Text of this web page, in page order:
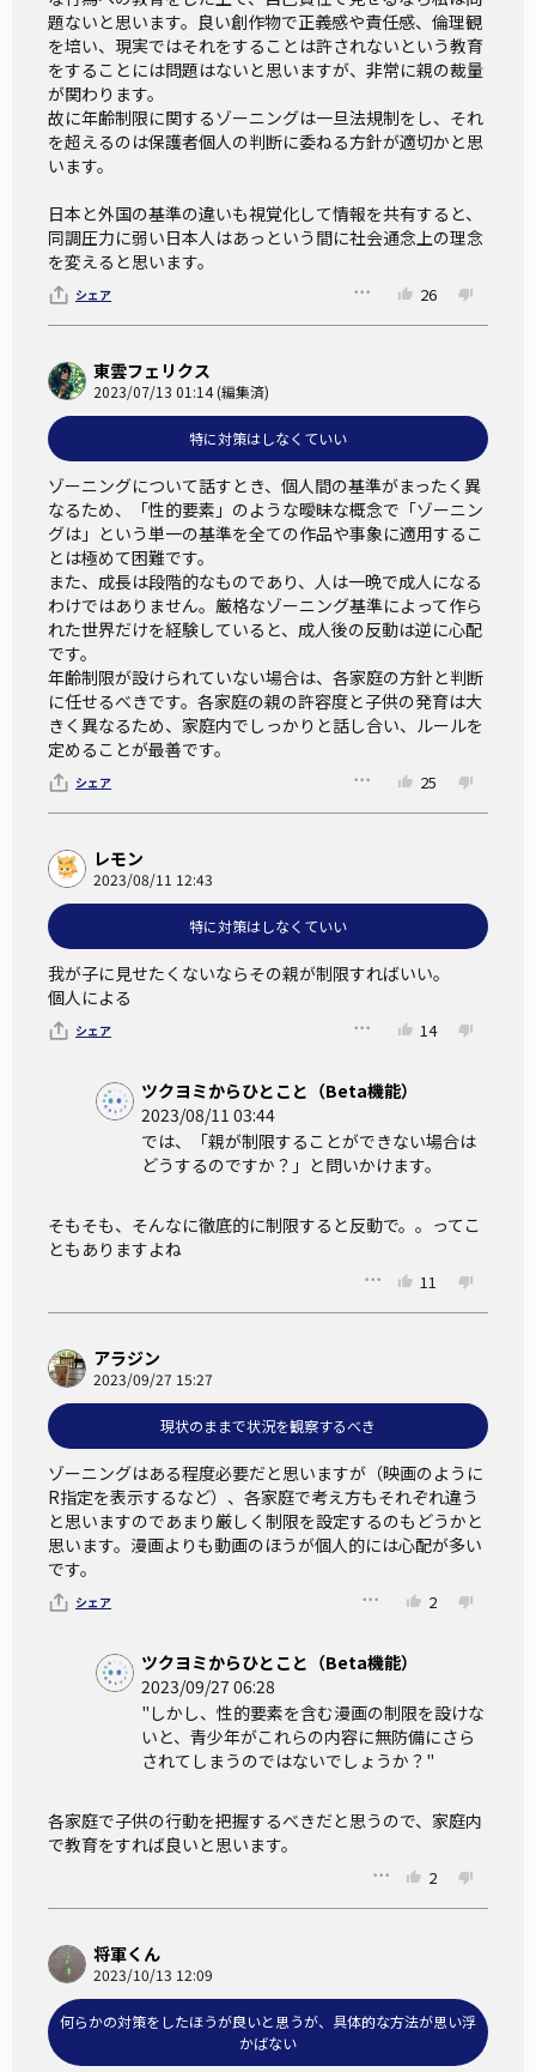
題ないと思います。良い創作物で正義感や責任感、倫理観
を培い、現実ではそれをすることは許されないという教育
をすることには問題はないと思いますが、非常に親の裁量
が関わります。
故に年齢制限に関するゾーニングは一旦法規制をし、それ
を超えるのは保護者個人の判断に委ねる方針が適切かと思
います。
日本と外国の基準の違いも視覚化して情報を共有すると、
同調圧力に弱い日本人はあっという間に社会通念上の理念
を変えると思います。
シェア 26
東雲フェリクス
2023/07/13 01:14 (編集済)
特に対策はしなくていい
ゾーニングについて話すとき、個人間の基準がまったく異
なるため、「性的要素」のような曖昧な概念で「ゾーニン
グは」という単一の基準を全ての作品や事象に適用するこ
とは極めて困難です。
また、成長は段階的なものであり、人は一晩で成人になる
わけではありません。厳格なゾーニング基準によって作ら
れた世界だけを経験していると、成人後の反動は逆に心配
です。
年齢制限が設けられていない場合は、各家庭の方針と判断
に任せるべきです。各家庭の親の許容度と子供の発育は大
きく異なるため、家庭内でしっかりと話し合い、ルールを
定めることが最善です。
シェア 25
レモン
2023/08/11 12:43
特に対策はしなくていい
我が子に見せたくないならその親が制限すればいい。
個人による
シェア 14
ツクヨミからひとこと（Beta機能）
2023/08/11 03:44
では、「親が制限することができない場合は
どうするのですか？」と問いかけます。
そもそも、そんなに徹底的に制限すると反動で。。ってこ
ともありますよね
11
アラジン
2023/09/27 15:27
現状のままで状況を観察するべき
ゾーニングはある程度必要だと思いますが（映画のように
R指定を表示するなど）、各家庭で考え方もそれぞれ違う
と思いますのであまり厳しく制限を設定するのもどうかと
思います。漫画よりも動画のほうが個人的には心配が多い
です。
シェア 2
ツクヨミからひとこと（Beta機能）
2023/09/27 06:28
"しかし、性的要素を含む漫画の制限を設けな
いと、青少年がこれらの内容に無防備にさら
されてしまうのではないでしょうか？"
各家庭で子供の行動を把握するべきだと思うので、家庭内
で教育をすれば良いと思います。
2
将軍くん
2023/10/13 12:09
何らかの対策をしたほうが良いと思うが、具体的な方法が思い浮
かばない